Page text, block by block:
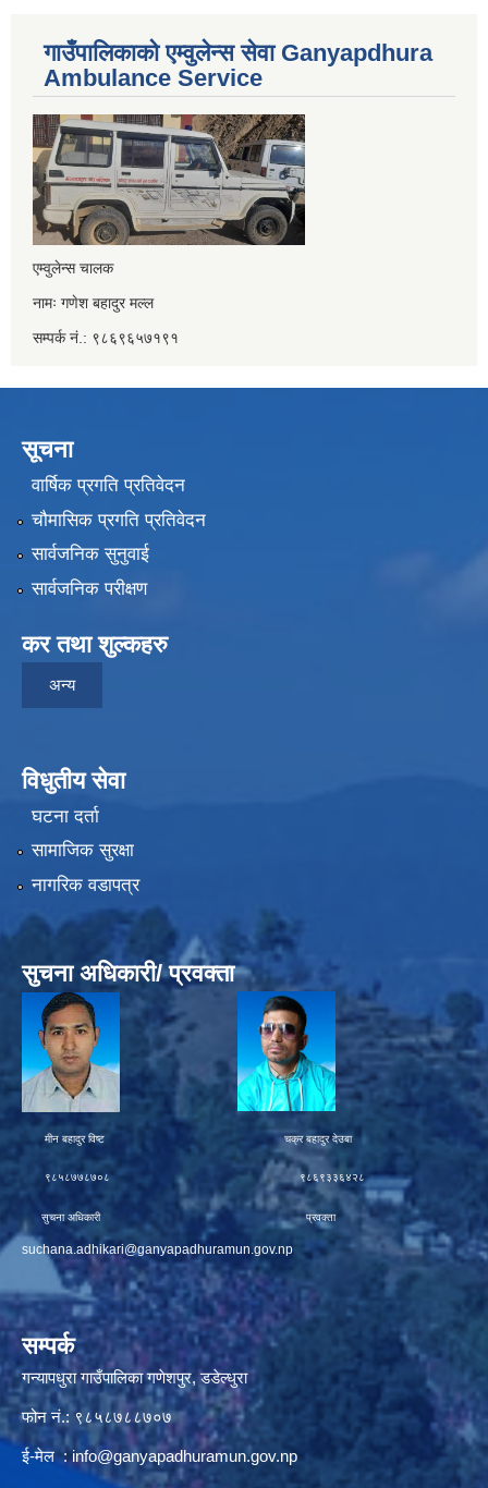
गाउँपालिकाको एम्वुलेन्स सेवा Ganyapdhura
Ambulance Service
एम्वुलेन्स चालक
नामः गणेश बहादुर मल्ल
सम्पर्क नं.: ९८६९६५७१९१
सूचना
वार्षिक प्रगति प्रतिवेदन
चौमासिक प्रगति प्रतिवेदन
सार्वजनिक सुनुवाई
सार्वजनिक परीक्षण
कर तथा शुल्कहरु
अन्य
विधुतीय सेवा
घटना दर्ता
सामाजिक सुरक्षा
नागरिक वडापत्र
सुचना अधिकारी/ प्रवक्ता
मीन बहादुर विष्ट चक्र बहादुर देउबा
९८५८७७८७०८ ९८६९३३६४२८
सुचना अधिकारी प्रवक्ता
suchana.adhikari@ganyapadhuramun.gov.np
सम्पर्क
गन्यापधुरा गाउँपालिका गणेशपुर, डडेल्धुरा
फोन नं.: ९८५८७८८७०७
ई-मेल :info@ganyapadhuramun.gov.np